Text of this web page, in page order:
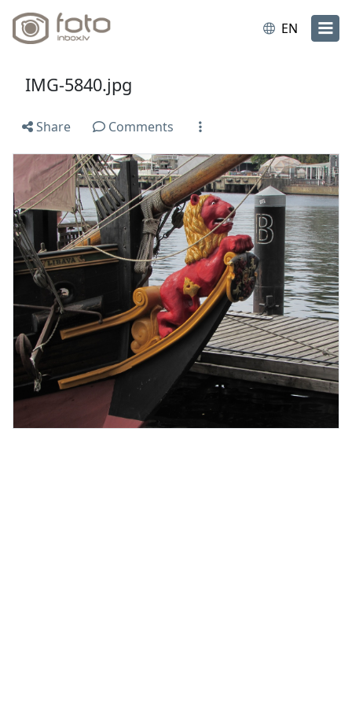
EN
IMG-5840.jpg
Share Comments